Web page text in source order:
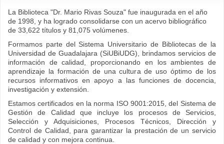
La Biblioteca "Dr. Mario Rivas Souza" fue inaugurada en el año
de 1998, y ha logrado consolidarse con un acervo bibliográfico
de 33,622 títulos y 81,075 volúmenes.
Formamos parte del Sistema Universitario de Bibliotecas de la
Universidad de Guadalajara (SiUBiUDG), brindamos servicios de
información de calidad, proporcionando en los ambientes de
aprendizaje la formación de una cultura de uso óptimo de los
recursos informativos en apoyo a las funciones de docencia,
investigación y extensión.
Estamos certificados en la norma ISO 9001:2015, del Sistema de
Gestión de Calidad que incluye los procesos de Servicios,
Selección y Adquisiciones, Procesos Técnicos, Dirección y
Control de Calidad, para garantizar la prestación de un servicio
de calidad y con mejora continua.